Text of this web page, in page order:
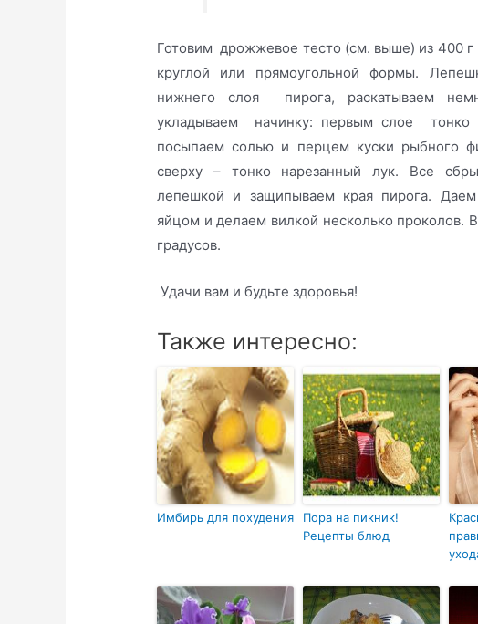
Готовим дрожжевое тесто (см. выше) из 400 г
круглой или прямоугольной формы.
нижнего слоя пирога, раскатываем
укладываем начинку: первым слое тонко
посыпаем солью и перцем куски рыбного
сверху – тонко нарезанный лук. Все
лепешкой и защипываем края пирога. Даем
яйцом и делаем вилкой несколько проколов.
градусов.
Удачи вам и будьте здоровья!
Также интересно:
Имбирь для похудения
Пора на пикник!
Рецепты блюд